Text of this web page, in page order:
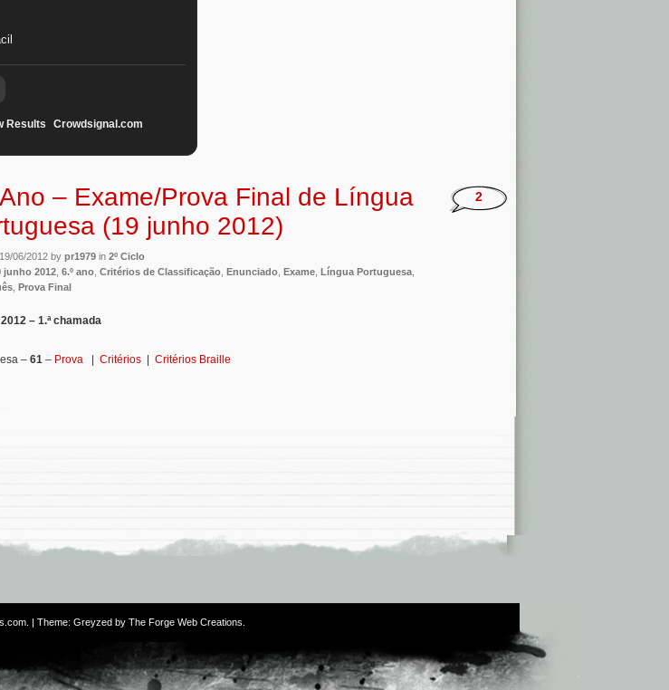
Results Crowdsignal.com
Ano – Exame/Prova Final de Língua
(19 junho 2012)
06/2012 by pr1979 in 2º Ciclo
junho 2012, 6.º ano, Critérios de Classificação, Enunciado, Exame, Língua Portuguesa,
, Prova Final
2
– 1.ª chamada
– 61 – Prova Critérios Critérios Braille
. | Theme: Greyzed by The Forge Web Creations